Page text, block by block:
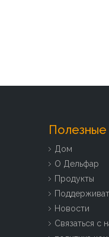
Полезные
Дом
О Дельфар
Продукты
Новости
Связаться с